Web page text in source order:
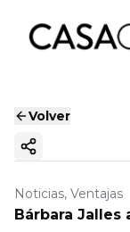
Volver
Copiar enlace
Noticias, Ventajas
Bárbara Jalles